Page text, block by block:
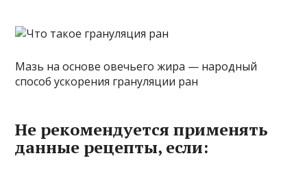
Мазь на основе овечьего жира — народный
способ ускорения грануляции ран
Не рекомендуется применять
данные рецепты, если: